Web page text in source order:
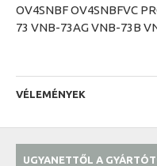
OV4SNBF OV4SNBFVC
73 VNB-73AG VNB-73B
VÉLEMÉNYEK
UGYANETTŐL A